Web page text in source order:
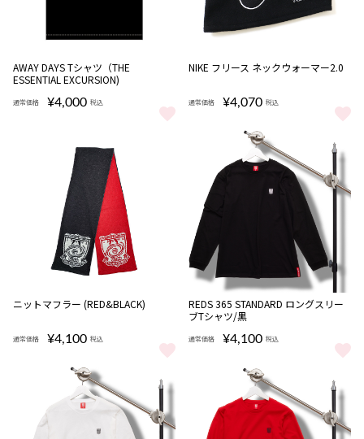
AWAY DAYS Tシャツ（THE
ESSENTIAL EXCURSION)
通常価格 ¥4,000 税込
AWAY DAYS Tシャツ（THE ESSENTIAL EXCURSION) をもっと見る
NIKE フリース ネックウォーマー2.0
通常価格 ¥4,070 税込
NIKE フリース ネックウォーマー
ニットマフラー (RED&BLACK)
通常価格 ¥4,100 税込
ニットマフラー (RED&BLACK) をもっと見る
REDS 365 STANDARD ロングスリー
ブTシャツ/黒
通常価格 ¥4,100 税込
REDS 365 STANDARD ロングス